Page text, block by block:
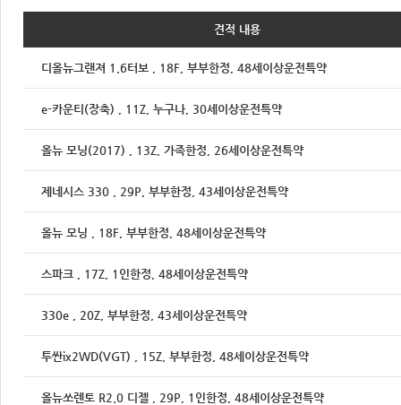
견적 내용
디올뉴그랜져 1.6터보 , 18F, 부부한정, 48세이상운전특약
e-카운티(장축) , 11Z, 누구나, 30세이상운전특약
올뉴 모닝(2017) , 13Z, 가족한정, 26세이상운전특약
제네시스 330 , 29P, 부부한정, 43세이상운전특약
올뉴 모닝 , 18F, 부부한정, 48세이상운전특약
스파크 , 17Z, 1인한정, 48세이상운전특약
330e , 20Z, 부부한정, 43세이상운전특약
투싼ix2WD(VGT) , 15Z, 부부한정, 48세이상운전특약
올뉴쏘렌토 R2.0 디젤 , 29P, 1인한정, 48세이상운전특약